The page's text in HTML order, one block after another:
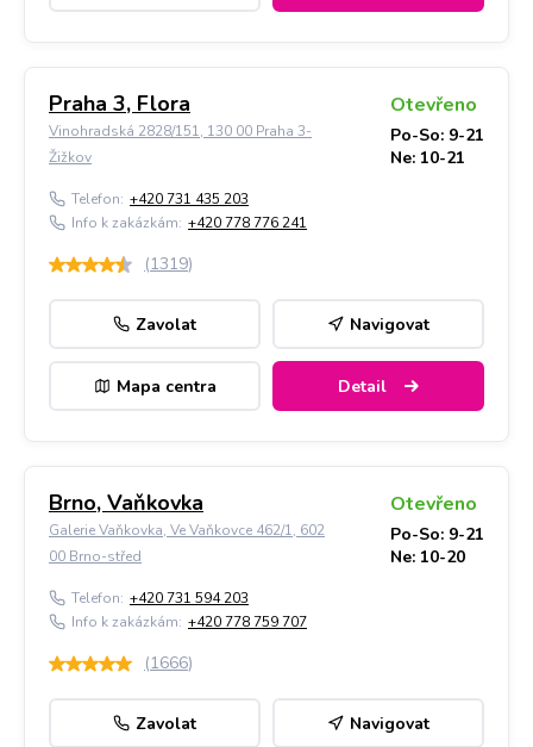
Praha 3, Flora
Vinohradská 2828/151, 130 00 Praha 3-
Žižkov
Otevřeno
Po-So: 9-21
Ne: 10-21
Telefon: +420 731 435 203
Info k zakázkám: +420 778 776 241
(1319)
Zavolat Navigovat
Mapa centra Detail
Brno, Vaňkovka
Galerie Vaňkovka, Ve Vaňkovce 462/1, 602
00 Brno-střed
Otevřeno
Po-So: 9-21
Ne: 10-20
Telefon: +420 731 594 203
Info k zakázkám: +420 778 759 707
(1666)
Zavolat Navigovat